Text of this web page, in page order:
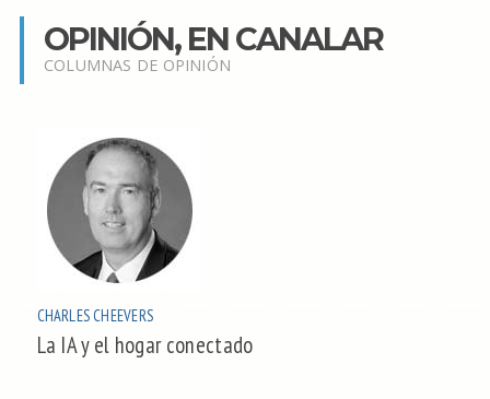
OPINIÓN, EN CANALAR
COLUMNAS DE OPINIÓN
CHARLES CHEEVERS
La IA y el hogar conectado